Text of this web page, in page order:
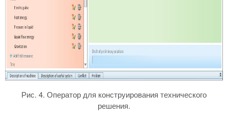
Рис. 4. Оператор для конструирования технического
решения.